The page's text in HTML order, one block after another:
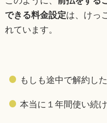
できる料金設定は、けっ
れています。
もしも途中で解約し
本当に１年間使い続